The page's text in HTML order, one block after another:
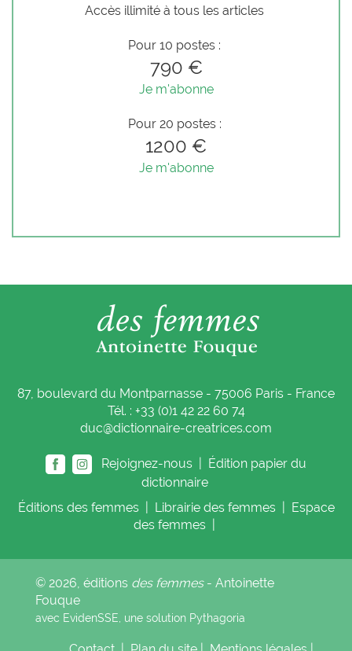
Accès illimité à tous les articles
Pour 10 postes :
790 €
Je m'abonne
Pour 20 postes :
1200 €
Je m'abonne
87, boulevard du Montparnasse - 75006 Paris - France
Tél. : +33 (0)1 42 22 60 74
duc@dictionnaire-creatrices.com
Rejoignez-nous |
Édition papier du
dictionnaire
Éditions des femmes Librairie des femmes
Espace
des femmes
© 2026, éditions des femmes- Antoinette
Fouque
avec EvidenSSE, une solution Pythagoria